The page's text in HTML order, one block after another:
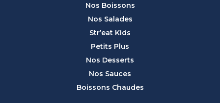
Nos Boissons
Nos Salades
Str’eat Kids
Petits Plus
Nos Desserts
Nos Sauces
Boissons Chaudes